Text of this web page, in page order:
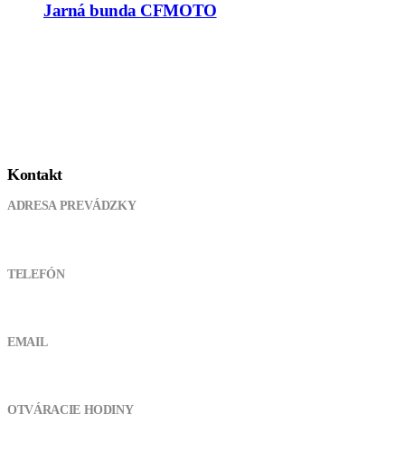
Jarná bunda CFMOTO
Kontakt
ADRESA PREVÁDZKY
TELEFÓN
EMAIL
OTVÁRACIE HODINY